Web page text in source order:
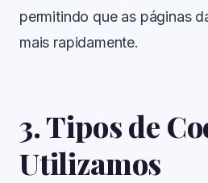
permitindo que as páginas
mais rapidamente.
3. Tipos de
Utilizamos